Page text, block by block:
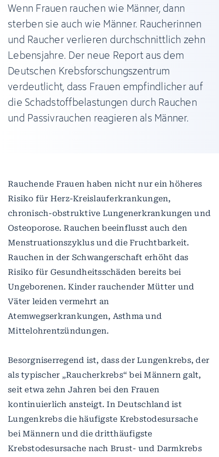
Wenn Frauen rauchen wie Männer, dann
sterben sie auch wie Männer. Raucherinnen
und Raucher verlieren durchschnittlich zehn
Lebensjahre. Der neue Report aus dem
Deutschen Krebsforschungszentrum
verdeutlicht, dass Frauen empfindlicher auf
die Schadstoffbelastungen durch Rauchen
und Passivrauchen reagieren als Männer.
Rauchende Frauen haben nicht nur ein höheres
Risiko für Herz-Kreislauferkrankungen,
chronisch-obstruktive Lungenerkrankungen und
Osteoporose. Rauchen beeinflusst auch den
Menstruationszyklus und die Fruchtbarkeit.
Rauchen in der Schwangerschaft erhöht das
Risiko für Gesundheitsschäden bereits bei
Ungeborenen. Kinder rauchender Mütter und
Väter leiden vermehrt an
Atemwegserkrankungen, Asthma und
Mittelohrentzündungen.
Besorgniserregend ist, dass der Lungenkrebs, der
als typischer „Raucherkrebs“ bei Männern galt,
seit etwa zehn Jahren bei den Frauen
kontinuierlich ansteigt. In Deutschland ist
Lungenkrebs die häufigste Krebstodesursache
bei Männern und die dritthäufigste
Krebstodesursache nach Brust- und Darmkrebs